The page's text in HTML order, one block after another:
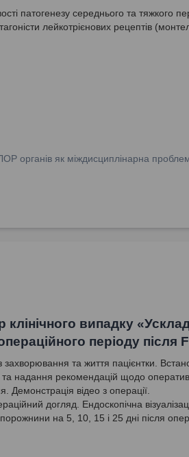
патогенезу середнього та тяжкого
лейкотрієнових рецептів
органів як міждисциплінарна
клінічного випадку
періоду після
та життя пацієнтки.
та надання рекомендацій щодо
Демонстрація відео з операції.
догляд. Ендоскопічна
на 5, 10, 15 і 25 дні після